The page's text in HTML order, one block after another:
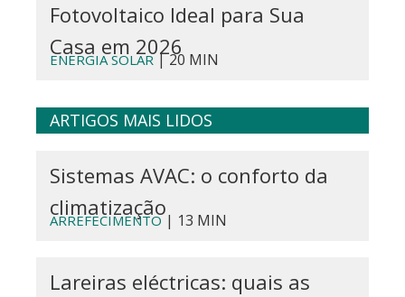
Fotovoltaico Ideal para Sua
Casa em 2026
ENERGIA SOLAR| 20 MIN
ARTIGOS MAIS LIDOS
Sistemas AVAC: o conforto da
climatização
ARREFECIMENTO| 13 MIN
Lareiras eléctricas: quais as